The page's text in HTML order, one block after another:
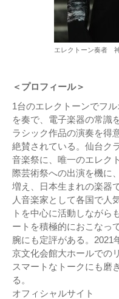
エレクトーン奏者
＜プロフィール＞
1台のエレクトーンでフ
を奏で、電子楽器の常識
ラシック作品の演奏を得
絶賛されている。仙台ク
音楽祭に、唯一のエレク
際芸術祭への出演を機に
増え、日本生まれの楽器
人音楽家として各国で人
トを中心に活動しながら
ートを積極的におこなっ
腕にも定評がある。2021
京文化会館大ホールでの
スマートなトークにも磨
る。
オフィシャルサイト